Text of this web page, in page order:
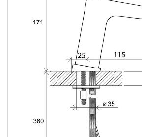
Полотенцесушители
Гидромассаж для ванны
Душевые каналы
Умывальники
Средства ухода